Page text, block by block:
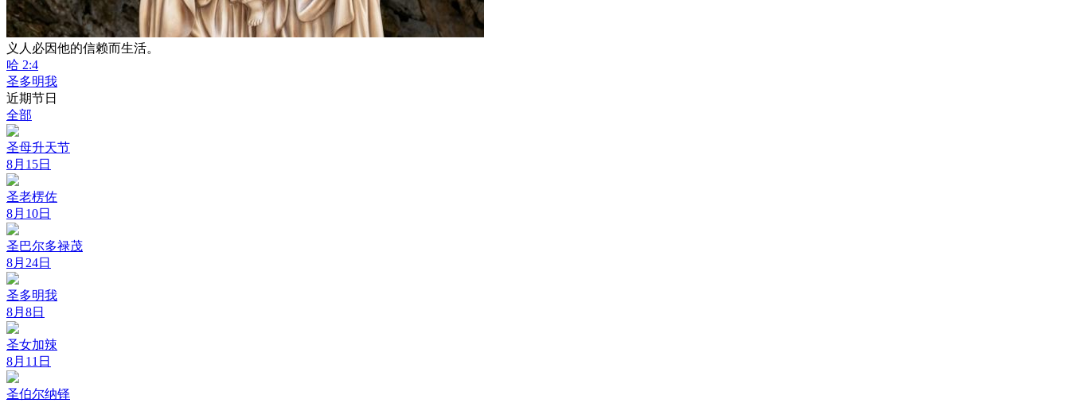
义人必因他的信赖而生活。
哈 2:4
圣多明我
近期节日
全部
圣母升天节
8月15日
圣老楞佐
8月10日
圣巴尔多禄茂
8月24日
圣多明我
8月8日
圣女加辣
8月11日
圣伯尔纳铎